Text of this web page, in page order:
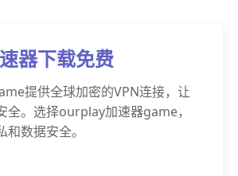
器下载免费
提供全球加密的VPN连接，让
全。选择ourplay加速器game，
数据安全。